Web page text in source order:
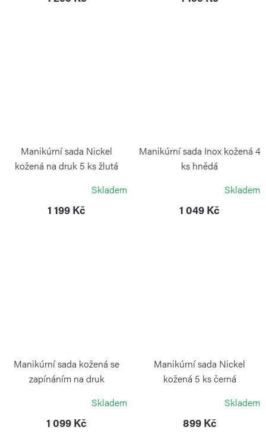
Manikúrní sada Nickel
kožená na druk 5 ks žlutá
Skladem
1 199 Kč
Manikúrní sada Inox kožená 4
ks hnědá
Skladem
1 049 Kč
Manikúrní sada kožená se
zapínáním na druk
Skladem
1 099 Kč
Manikúrní sada Nickel
kožená 5 ks černá
Skladem
899 Kč